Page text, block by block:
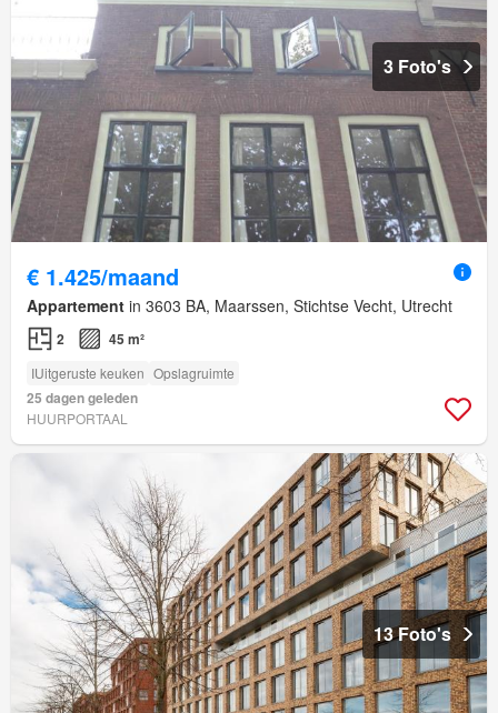
3 Foto's
€ 1.425/maand
Appartement in 3603 BA, Maarssen, Stichtse Vecht, Utrecht
2 45 m²
IUitgeruste keuken Opslagruimte
25 dagen geleden
HUURPORTAAL
13 Foto's